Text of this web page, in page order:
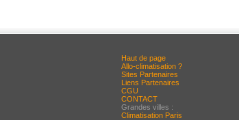
Haut de page
Allo-climatisation ?
Sites Partenaires
Liens Partenaires
CGU
CONTACT
Grandes villes :
Climatisation Paris